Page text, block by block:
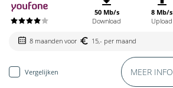
50 Mb/s
Download
8 Mb/s
Upload
8 maanden voor 15,- per maand
Vergelijken MEER INFO